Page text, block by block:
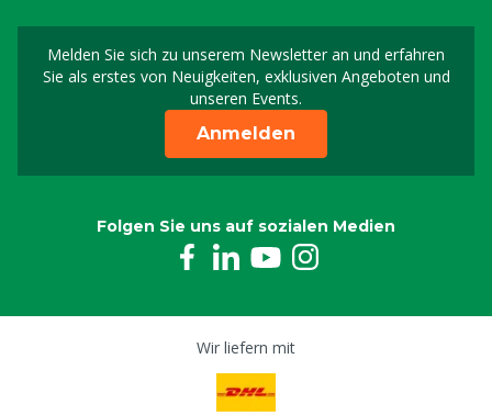
Melden Sie sich zu unserem Newsletter an und erfahren
Sie als erstes von Neuigkeiten, exklusiven Angeboten und
unseren Events.
Melden Sie sich für
Anmelden
Folgen Sie uns auf sozialen Medien
Wir liefern mit